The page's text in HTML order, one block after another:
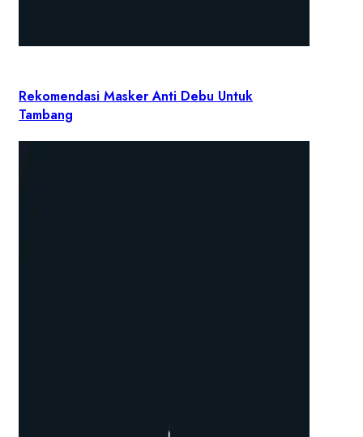
Rekomendasi Masker Anti Debu Untuk
Tambang